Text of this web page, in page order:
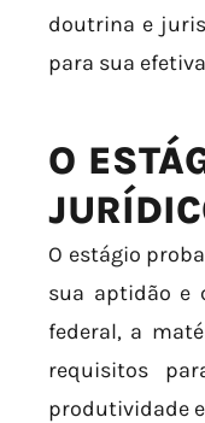
doutrina e
para sua
O
O estágio
sua aptidão e
federal, a
requisitos
produtividade